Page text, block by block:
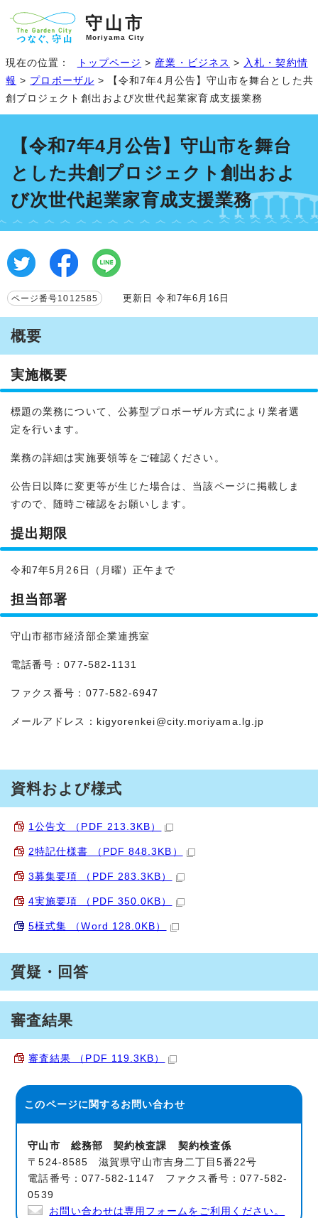
守山市
Moriyama City
現在の位置： トップページ > 産業・ビジネス > 入札・契約情
報 > プロポーザル > 【令和7年4月公告】守山市を舞台とした共
創プロジェクト創出および次世代起業家育成支援業務
【令和7年4月公告】守山市を舞台
とした共創プロジェクト創出およ
び次世代起業家育成支援業務
ページ番号1012585 更新日 令和7年6月16日
概要
実施概要
標題の業務について、公募型プロポーザル方式により業者選
定を行います。
業務の詳細は実施要領等をご確認ください。
公告日以降に変更等が生じた場合は、当該ページに掲載しま
すので、随時ご確認をお願いします。
提出期限
令和7年5月26日（月曜）正午まで
担当部署
守山市都市経済部企業連携室
電話番号：077-582-1131
ファクス番号：077-582-6947
メールアドレス： kigyorenkei@city.moriyama.lg.jp
資料および様式
1公告文 （PDF 213.3KB）
2特記仕様書 （PDF 848.3KB）
3募集要項 （PDF 283.3KB）
4実施要項 （PDF 350.0KB）
5様式集 （Word 128.0KB）
質疑・回答
審査結果
審査結果 （PDF 119.3KB）
このページに関するお問い合わせ
守山市 総務部 契約検査課 契約検査係
〒524-8585 滋賀県守山市吉身二丁目5番22号
電話番号：077-582-1147 ファクス番号：077-582-
0539
お問い合わせは専用フォームをご利用ください。